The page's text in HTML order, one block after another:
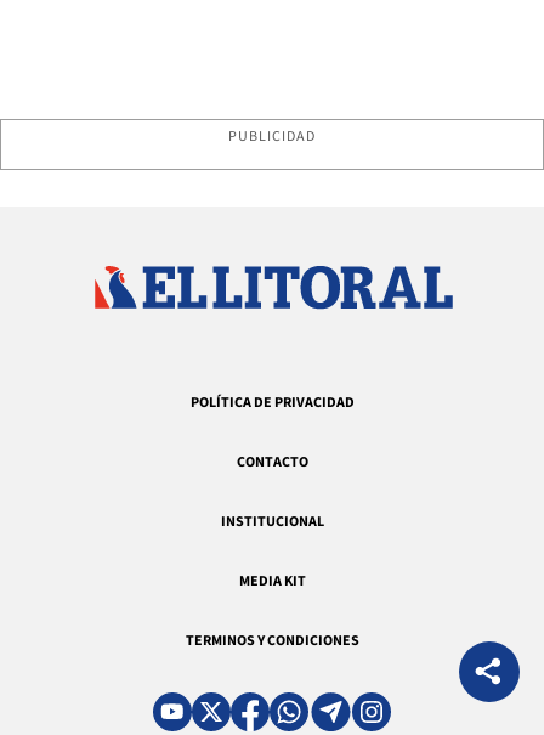
PUBLICIDAD
POLÍTICA DE PRIVACIDAD
CONTACTO
INSTITUCIONAL
MEDIA KIT
TERMINOS Y CONDICIONES